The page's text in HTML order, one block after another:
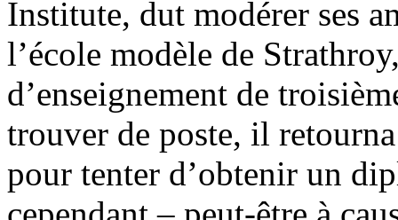
Institute, dut modérer ses
l’école modèle de
d’enseignement de
trouver de poste, il
pour tenter d’obtenir un